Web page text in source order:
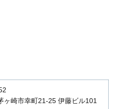
ヶ崎市幸町21-25 伊藤ビル101